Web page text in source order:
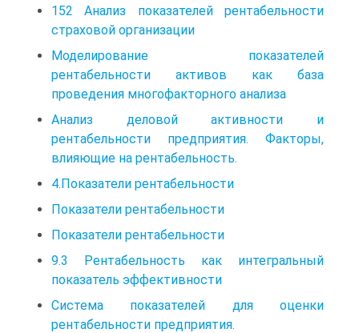
152 Анализ показателей рентабельности
страховой организации
Моделирование показателей
рентабельности активов как база
проведения многофакторного анализа
Анализ деловой активности и
рентабельности предприятия. Факторы,
влияющие на рентабельность.
4.Показатели рентабельности
Показатели рентабельности
Показатели рентабельности
9.3 Рентабельность как интегральный
показатель эффективности
Система показателей для оценки
рентабельности предприятия.